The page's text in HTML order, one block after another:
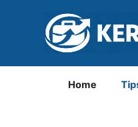
Home